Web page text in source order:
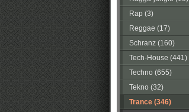
Rap (3)
Reggae (17)
Schranz (160)
Tech-House (441)
Techno (655)
Tekno (32)
Trance (346)